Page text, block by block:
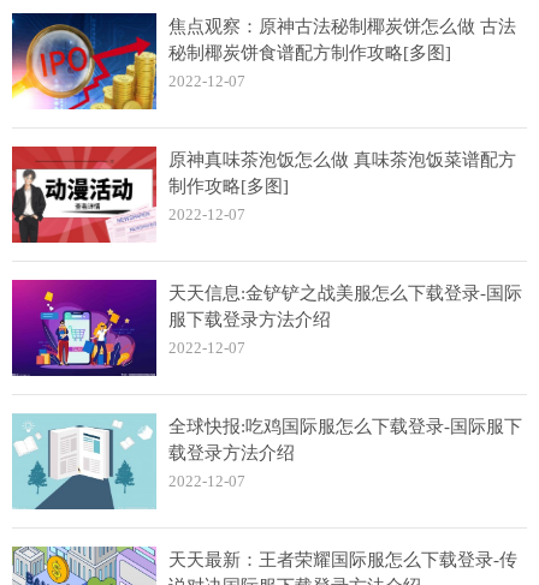
焦点观察：原神古法秘制椰炭饼怎么做 古法
秘制椰炭饼食谱配方制作攻略[多图]
2022-12-07
原神真味茶泡饭怎么做 真味茶泡饭菜谱配方
制作攻略[多图]
2022-12-07
天天信息:金铲铲之战美服怎么下载登录-国际
服下载登录方法介绍
2022-12-07
全球快报:吃鸡国际服怎么下载登录-国际服下
载登录方法介绍
2022-12-07
天天最新：王者荣耀国际服怎么下载登录-传